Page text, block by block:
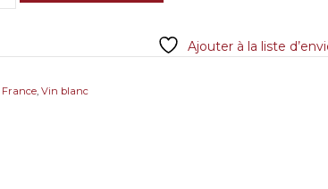
Ajouter à la liste
France, Vin blanc